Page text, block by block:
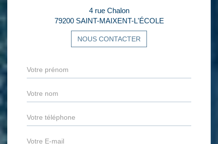
4 rue Chalon
79200 SAINT-MAIXENT-L'ÉCOLE
NOUS CONTACTER